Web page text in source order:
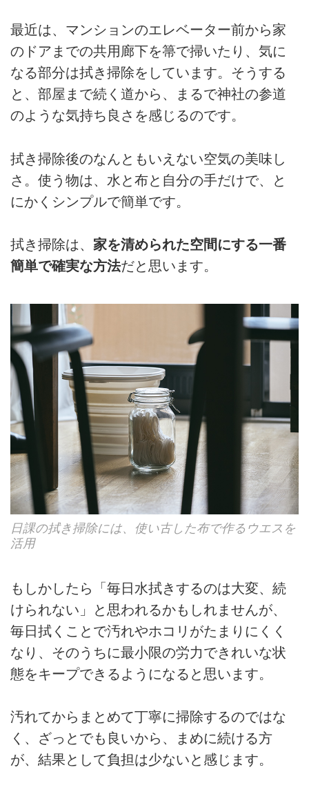
最近は、マンションのエレベーター前から家
のドアまでの共用廊下を箒で掃いたり、気に
なる部分は拭き掃除をしています。そうする
と、部屋まで続く道から、まるで神社の参道
のような気持ち良さを感じるのです。
拭き掃除後のなんともいえない空気の美味し
さ。使う物は、水と布と自分の手だけで、と
にかくシンプルで簡単です。
拭き掃除は、 家を清められた空間にする一番
簡単で確実な方法だと思います。
日課の拭き掃除には、使い古した布で作るウエスを
活用
もしかしたら「毎日水拭きするのは大変、続
けられない」と思われるかもしれませんが、
毎日拭くことで汚れやホコリがたまりにくく
なり、そのうちに最小限の労力できれいな状
態をキープできるようになると思います。
汚れてからまとめて丁寧に掃除するのではな
く、ざっとでも良いから、まめに続ける方
が、結果として負担は少ないと感じます。